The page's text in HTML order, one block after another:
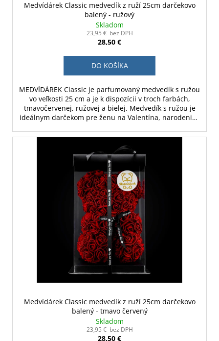
Medvídárek Classic medvedík z ruží 25cm darčekovo
balený - ružový
Skladom
23,95 € bez DPH
28,50 €
DO KOŠÍKA
MEDVÍDÁREK Classic je parfumovaný medvedík s ružou
vo veľkosti 25 cm a je k dispozícii v troch farbách,
tmavočervenej, ružovej a bielej. Medvedík s ružou je
ideálnym darčekom pre ženu na Valentína, narodeniny
Medvídárek Classic medvedík z ruží 25cm darčekovo
balený - tmavo červený
Skladom
23,95 € bez DPH
28,50 €